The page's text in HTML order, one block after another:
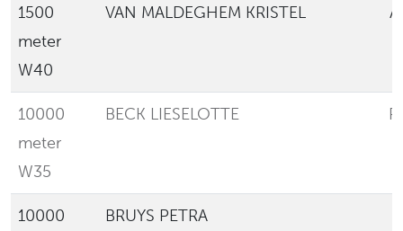
1500
meter
W40
VAN MALDEGHEM KRISTEL
10000
meter
W35
BECK LIESELOTTE
10000
BRUYS PETRA